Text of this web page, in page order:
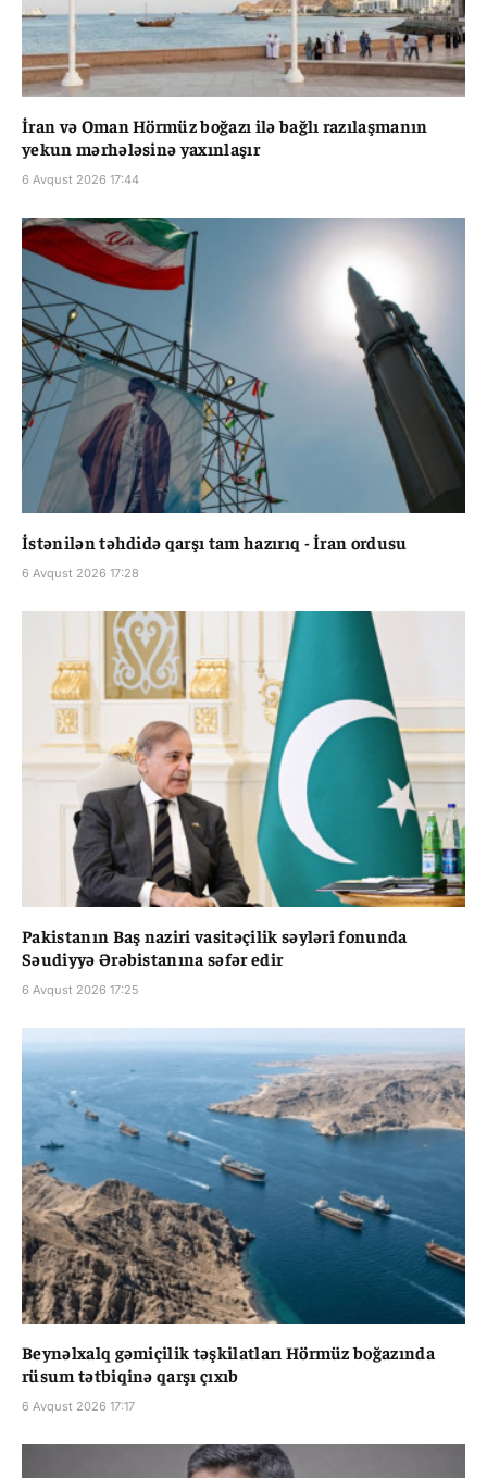
İran və Oman Hörmüz boğazı ilə bağlı razılaşmanın
yekun mərhələsinə yaxınlaşır
6 Avqust 2026 17:44
İstənilən təhdidə qarşı tam hazırıq - İran ordusu
6 Avqust 2026 17:28
Pakistanın Baş naziri vasitəçilik səyləri fonunda
Səudiyyə Ərəbistanına səfər edir
6 Avqust 2026 17:25
Beynəlxalq gəmiçilik təşkilatları Hörmüz boğazında
rüsum tətbiqinə qarşı çıxıb
6 Avqust 2026 17:17